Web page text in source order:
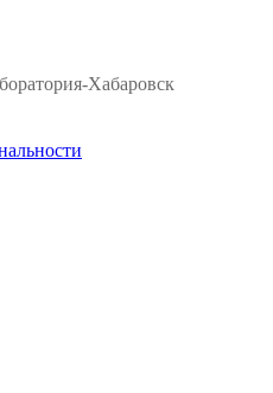
Хабаровск